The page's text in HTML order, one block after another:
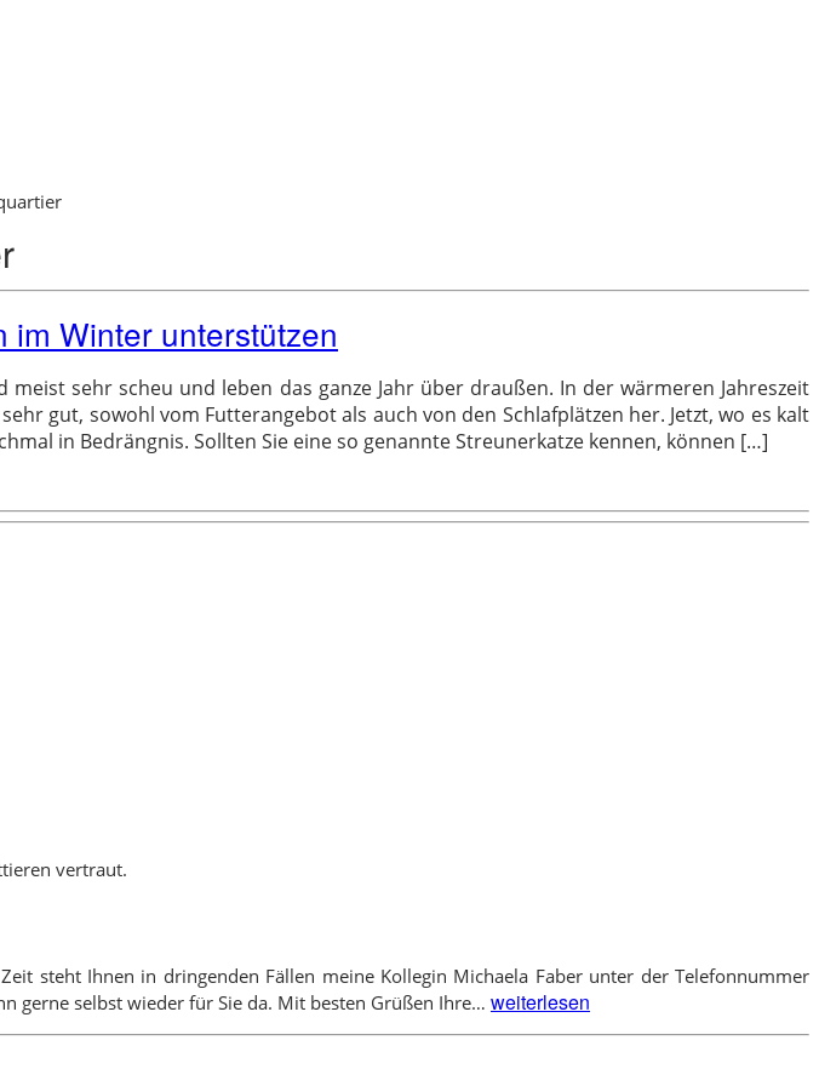
im Winter unterstützen
meist sehr scheu und leben das ganze Jahr über draußen. In der wärmeren Jahreszeit
gut, sowohl vom Futterangebot als auch von den Schlafplätzen her. Jetzt, wo es kalt
in Bedrängnis. Sollten Sie eine so genannte Streunerkatze kennen, können […]
vertraut.
steht Ihnen in dringenden Fällen meine Kollegin Michaela Faber unter der Telefonnummer
gerne selbst wieder für Sie da. Mit besten Grüßen Ihre… Urlaub
im
September
weiterlesen